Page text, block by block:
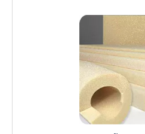
profissionais competentes e
A Térmica Montagens é uma
no mercado pela seriedade
melhor experiência para